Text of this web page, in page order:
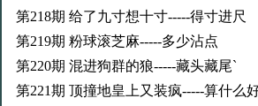
第218期 给了九寸想十寸-----得寸进尺
第219期 粉球滚芝麻-----多少沾点
第220期 混进狗群的狼-----藏头藏尾`
第221期 顶撞地皇上又装疯-----算什么